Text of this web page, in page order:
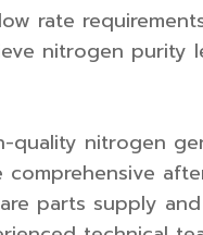
rate
nitrogen purity
quality nitrogen
comprehensive
parts supply